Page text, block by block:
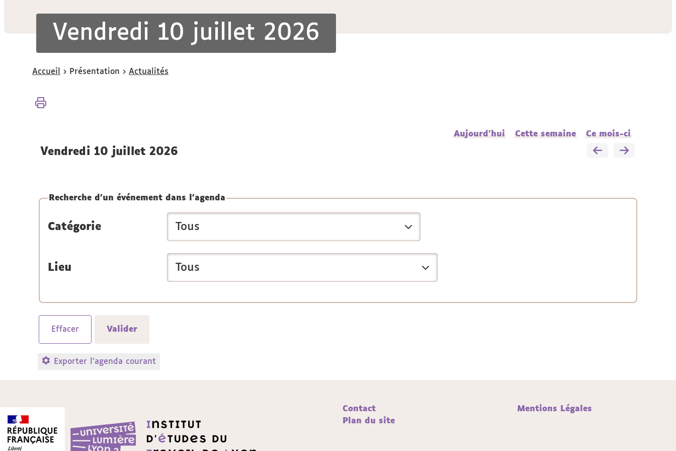
Vendredi 10 juillet 2026
Vous
ici :
Accueil Présentation Actualités
Aujourd'hui Cette semaine Ce mois-ci
vendredi 10 juillet 2026
Recherche d'un événement dans l'agenda
Catégorie
Lieu
Exporter l'agenda courant
Contact
Mentions Légales
Plan du site